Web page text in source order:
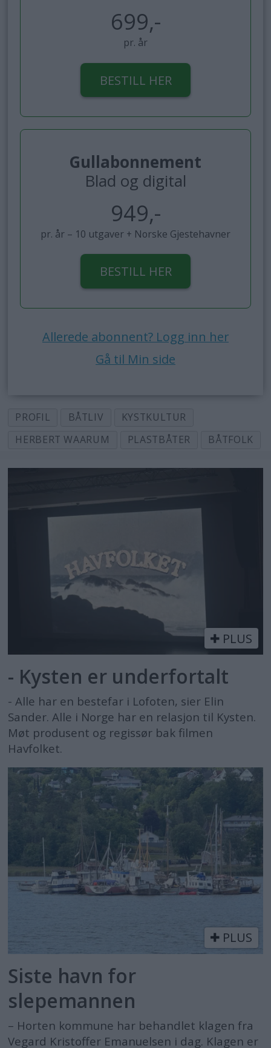
699,-
pr. år
BESTILL HER
Gullabonnement
Blad og digital
949,-
pr. år – 10 utgaver + Norske Gjestehavner
BESTILL HER
Allerede abonnent? Logg inn her
Gå til Min side
PROFIL BÅTLIV
KYSTKULTUR
HERBERT WAARUM
PLASTBÅTER BÅTFOLK
PLUS
- Kysten er underfortalt
- Alle har en bestefar i Lofoten, sier Elin
Sander. Alle i Norge har en relasjon til Kysten.
Møt produsent og regissør bak filmen
Havfolket.
PLUS
Siste havn for
slepemannen
– Horten kommune har behandlet klagen fra
Vegard Kristoffer Emanuelsen i dag. Klagen er